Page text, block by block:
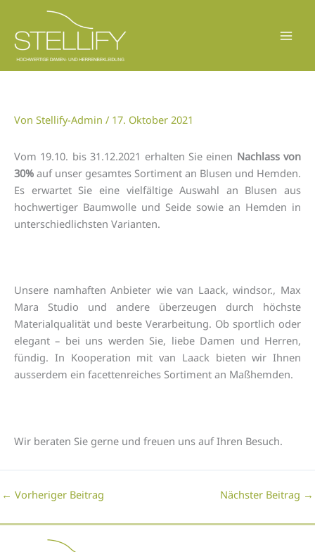
springen
Von Stellify-Admin / 17. Oktober 2021
Vom 19.10. bis 31.12.2021 erhalten Sie einen Nachlass von
30% auf unser gesamtes Sortiment an Blusen und Hemden.
Es erwartet Sie eine vielfältige Auswahl an Blusen aus
hochwertiger Baumwolle und Seide sowie an Hemden in
unterschiedlichsten Varianten.
Unsere namhaften Anbieter wie van Laack, windsor., Max
Mara Studio und andere überzeugen durch höchste
Materialqualität und beste Verarbeitung. Ob sportlich oder
elegant – bei uns werden Sie, liebe Damen und Herren,
fündig. In Kooperation mit van Laack bieten wir Ihnen
ausserdem ein facettenreiches Sortiment an Maßhemden.
Wir beraten Sie gerne und freuen uns auf Ihren Besuch.
← Vorheriger Beitrag Nächster Beitrag →